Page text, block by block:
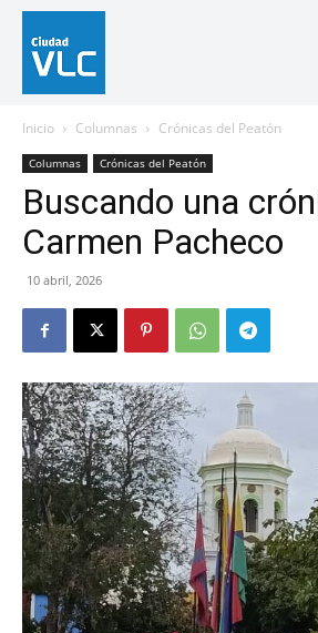
Inicio Columnas Crónicas del Peatón
Columnas Crónicas del Peatón
Buscando una
Carmen Pacheco
10 abril, 2026